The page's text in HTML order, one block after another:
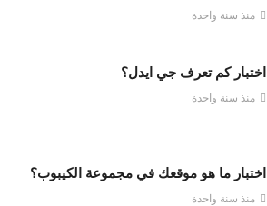
منذ سنة واحدة
اختبار كم تعرف جي ايدل؟
منذ سنة واحدة
اختبار ما هو موقعك في مجموعة الكيبوب؟
منذ سنة واحدة